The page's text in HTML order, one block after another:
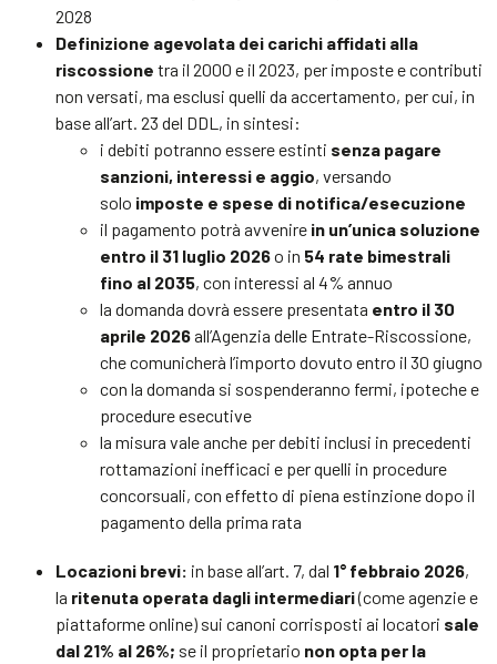
2028
Definizione agevolata dei carichi affidati alla
riscossione tra il 2000 e il 2023, per imposte e contributi
non versati, ma esclusi quelli da accertamento, per cui, in
base all’art. 23 del DDL, in sintesi:
i debiti potranno essere estinti senza pagare
sanzioni, interessi e aggio, versando
solo imposte e spese di notifica/esecuzione
il pagamento potrà avvenire in un’unica soluzione
entro il 31 luglio 2026o in 54 rate bimestrali
fino al 2035, con interessi al 4% annuo
la domanda dovrà essere presentata entro il 30
aprile 2026all’Agenzia delle Entrate-Riscossione,
che comunicherà l’importo dovuto entro il 30 giugno
con la domanda si sospenderanno fermi, ipoteche e
procedure esecutive
la misura vale anche per debiti inclusi in precedenti
rottamazioni inefficaci e per quelli in procedure
concorsuali, con effetto di piena estinzione dopo il
pagamento della prima rata
Locazioni brevi: in base all’art. 7, dal 1° febbraio 2026,
la ritenuta operata dagli intermediari(come agenzie e
piattaforme online) sui canoni corrisposti ai locatori sale
dal 21% al 26%; se il proprietario non opta per la